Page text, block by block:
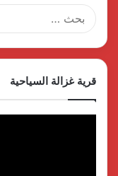
قرية غزالة السياحية